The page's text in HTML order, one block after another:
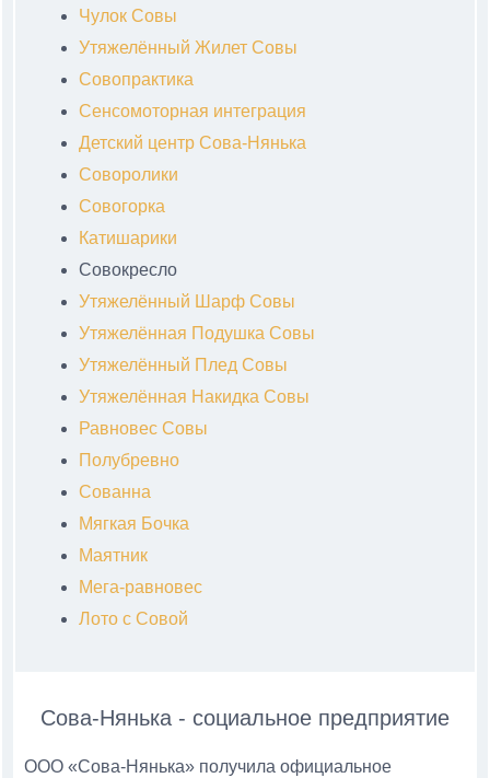
Чулок Совы
Утяжелённый Жилет Совы
Совопрактика
Сенсомоторная интеграция
Детский центр Сова-Нянька
Соворолики
Совогорка
Катишарики
Совокресло
Утяжелённый Шарф Совы
Утяжелённая Подушка Совы
Утяжелённый Плед Совы
Утяжелённая Накидка Совы
Равновес Совы
Полубревно
Сованна
Мягкая Бочка
Маятник
Мега-равновес
Лото с Совой
Сова-Нянька - социальное предприятие
ООО «Сова-Нянька» получила официальное